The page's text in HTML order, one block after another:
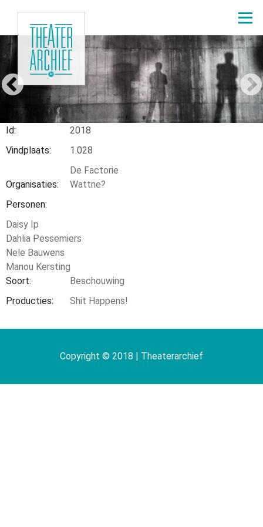
naar
inhoud
gaan
1.028
Kruimelpad
Node 2171
Id
2018
Vindplaats
1.028
Organisaties
De Factorie
Wattne?
Personen
Daisy Ip
Dahlia Pessemiers
Nele Bauwens
Manou Kersting
Soort
Beschouwing
Producties
Shit Happens!
Copyright © 2018 | Theaterarchief